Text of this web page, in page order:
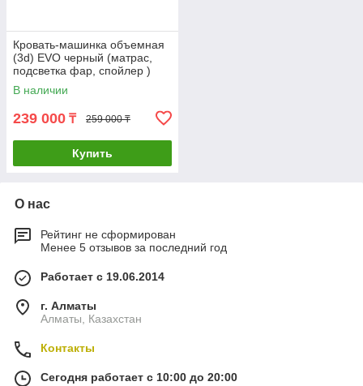
Кровать-машинка объемная
(3d) EVO черный (матрас,
подсветка фар, спойлер )
В наличии
239 000 ₸ 259 000 ₸
Купить
О нас
Рейтинг не сформирован
Менее 5 отзывов за последний год
Работает с 19.06.2014
г. Алматы
Алматы, Казахстан
Контакты
Сегодня работает с 10:00 до 20:00